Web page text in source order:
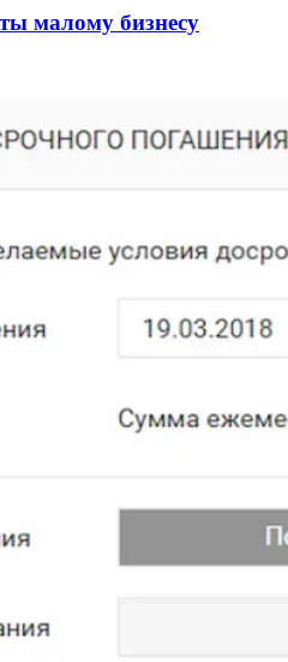
малому бизнесу